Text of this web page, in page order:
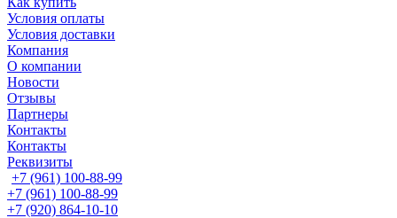
Условия оплаты
Условия доставки
Компания
О компании
Новости
Отзывы
Партнеры
Контакты
Контакты
Реквизиты
+7 (961) 100-88-99
+7 (961) 100-88-99
+7 (920) 864-10-10